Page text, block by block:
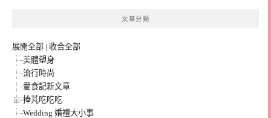
文章分類
展開全部 | 收合全部
美體塑身
流行時尚
愛食記新文章
捧芃吃吃吃
Wedding 婚禮大小事